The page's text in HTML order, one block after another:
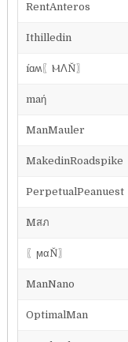
RentAnteros
Ithilledin
íɑʍ〖ⲘΛŇ〗
maή
ManMauler
MakedinRoadspike
PerpetualPeanuest
Mสภ
〖ϻαŇ〗
ManNano
OptimalMan